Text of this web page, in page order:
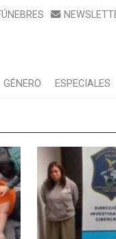
GÉNERO ESPECIALES